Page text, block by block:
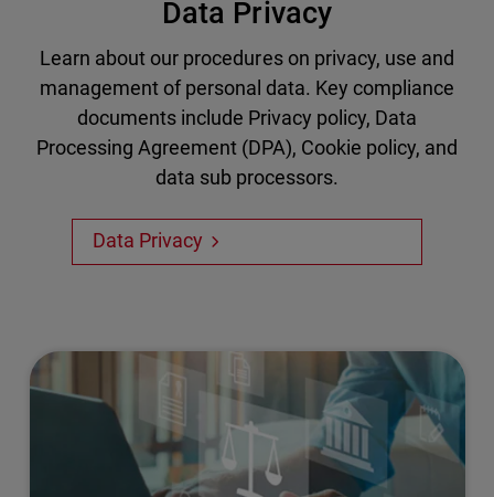
Data Privacy
Learn about our procedures on privacy, use and
management of personal data. Key compliance
documents include Privacy policy, Data
Processing Agreement (DPA), Cookie policy, and
data sub processors.
Data Privacy